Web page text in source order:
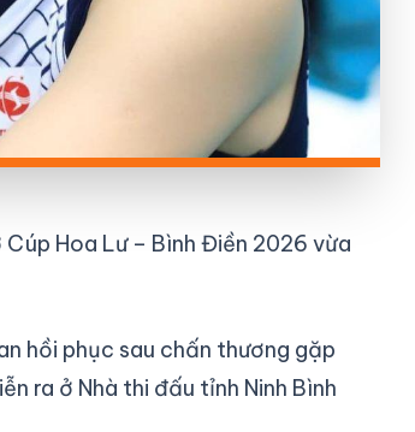
Hoa Lư – Bình Điền 2026 vừa
hồi phục sau chấn thương gặp
ra ở Nhà thi đấu tỉnh Ninh Bình